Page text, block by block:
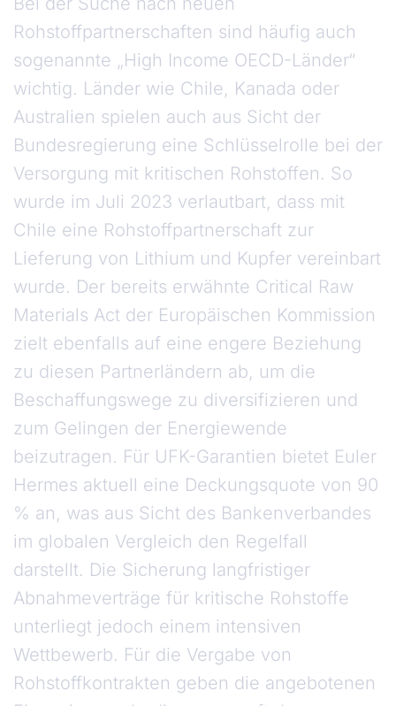
Rohstoffpartnerschaften sind häufig auch
sogenannte „High Income OECD-Länder“
wichtig. Länder wie Chile, Kanada oder
Australien spielen auch aus Sicht der
Bundesregierung eine Schlüsselrolle bei der
Versorgung mit kritischen Rohstoffen. So
wurde im Juli 2023 verlautbart, dass mit
Chile eine Rohstoffpartnerschaft zur
Lieferung von Lithium und Kupfer vereinbart
wurde. Der bereits erwähnte Critical Raw
Materials Act der Europäischen Kommission
zielt ebenfalls auf eine engere Beziehung
zu diesen Partnerländern ab, um die
Beschaffungswege zu diversifizieren und
zum Gelingen der Energiewende
beizutragen. Für UFK-Garantien bietet Euler
Hermes aktuell eine Deckungsquote von 90
% an, was aus Sicht des Bankenverbandes
im globalen Vergleich den Regelfall
darstellt. Die Sicherung langfristiger
Abnahmeverträge für kritische Rohstoffe
unterliegt jedoch einem intensiven
Wettbewerb. Für die Vergabe von
Rohstoffkontrakten geben die angebotenen